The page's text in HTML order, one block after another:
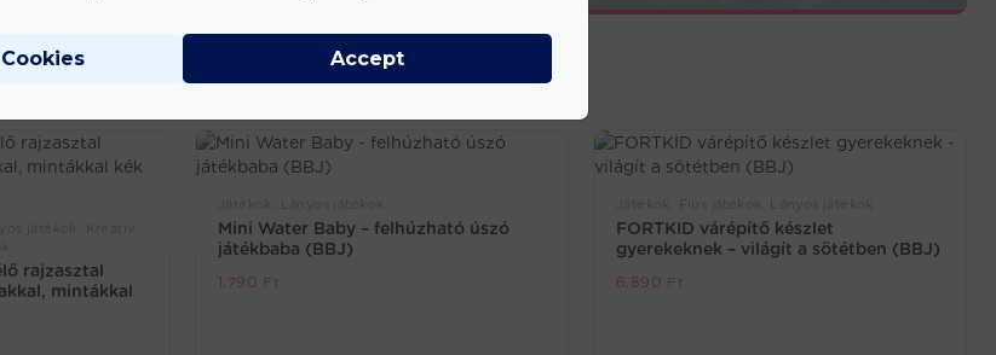
rajzasztal
mintákkal
Mini Water Baby – felhúzható úszó
játékbaba (BBJ)
1.790 Ft
FORTKID várépítő készlet
gyerekeknek – világít a sötétben (BBJ)
6.890 Ft
Accept